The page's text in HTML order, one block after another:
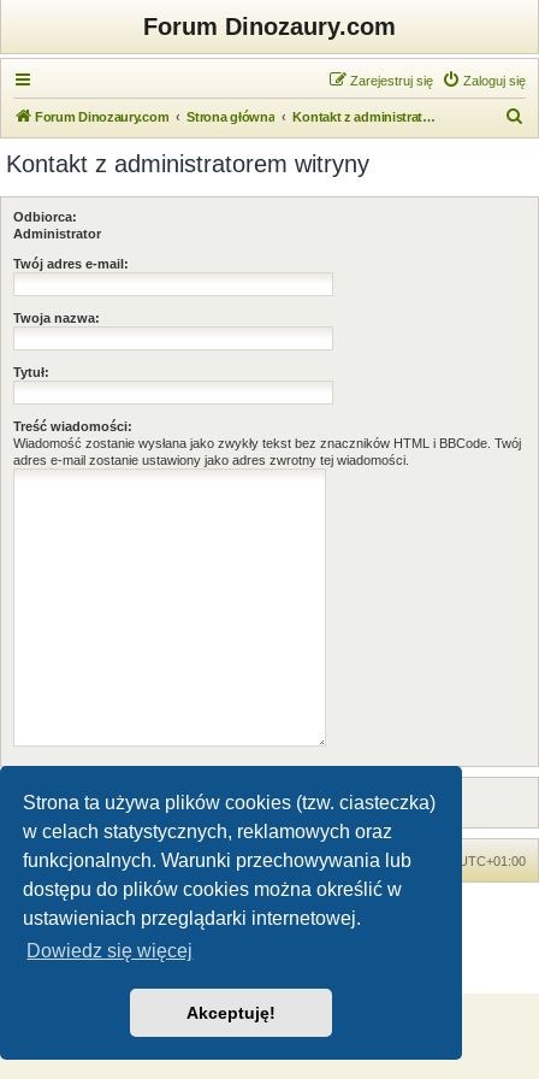
Strona ta używa plików cookies (tzw. ciasteczka)
w celach statystycznych, reklamowych oraz
funkcjonalnych. Warunki przechowywania lub
dostępu do plików cookies można określić w
ustawieniach przeglądarki internetowej.
Dowiedz się więcej
Akceptuję!
Forum Dinozaury.com
Zaloguj się
Zarejestruj się
Forum Dinozaury.com Strona główna Kontakt z administratorem witryny
k
Kontakt z administratorem witryny
Odbiorca:
Administrator
Twój adres e-mail:
Twoja nazwa:
Tytuł:
Treść wiadomości:
Wiadomość zostanie wysłana jako zwykły tekst bez znaczników HTML i BBCode. Twój
adres e-mail zostanie ustawiony jako adres zwrotny tej wiadomości.
Forum Dinozaury.com Strona główna Strefa czasowa UTC+01:00
Technologię dostarczaphpBB® Forum Software © phpBB Limited
Polski pakiet językowy dostarcza